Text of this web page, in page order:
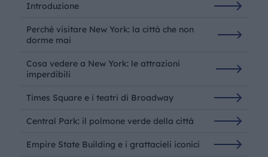
Introduzione
Perché visitare New York: la città che non
dorme mai
Cosa vedere a New York: le attrazioni
imperdibili
Times Square e i teatri di Broadway
Central Park: il polmone verde della città
Empire State Building e i grattacieli iconici